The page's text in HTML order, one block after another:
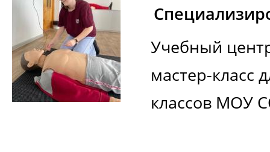
Учебный
мастер-класс
классов МОУ